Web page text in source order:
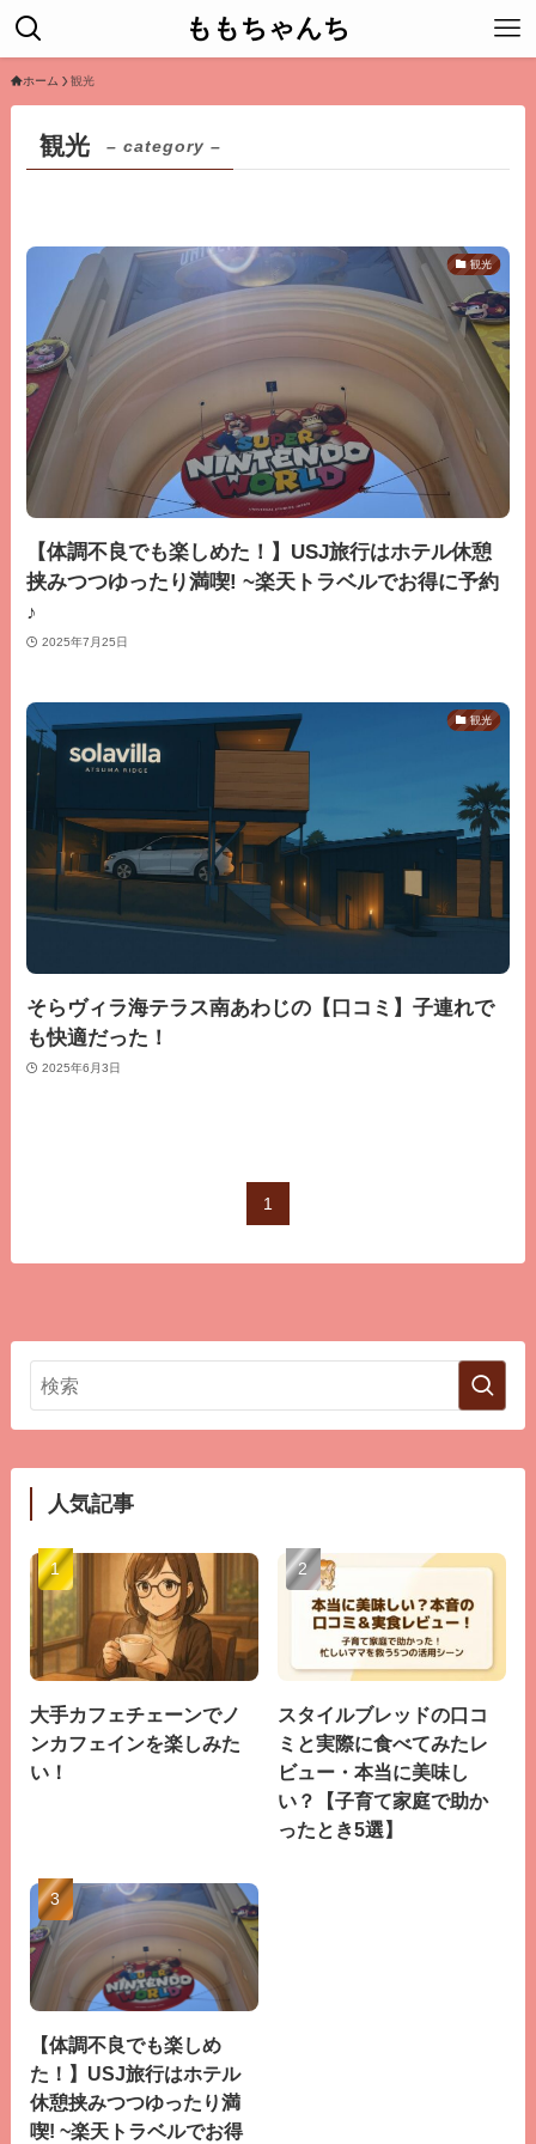
ももちゃんち
ホーム 観光
観光 – category –
観光
【体調不良でも楽しめた！】USJ旅行はホテル休憩
挟みつつゆったり満喫! ~楽天トラベルでお得に予約
♪
2025年7月25日
観光
そらヴィラ海テラス南あわじの【口コミ】子連れで
も快適だった！
2025年6月3日
1
人気記事
大手カフェチェーンでノ
ンカフェインを楽しみた
い！
スタイルブレッドの口コ
ミと実際に食べてみたレ
ビュー・本当に美味し
い？【子育て家庭で助か
ったとき5選】
【体調不良でも楽しめ
た！】USJ旅行はホテル
休憩挟みつつゆったり満
喫! ~楽天トラベルでお得